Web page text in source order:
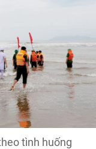
tình huống